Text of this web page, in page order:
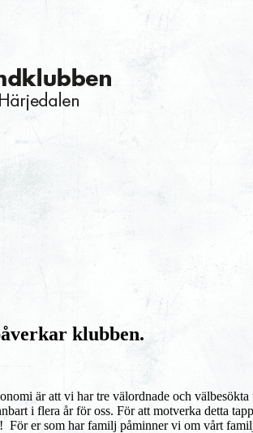
klubben.
är att vi har tre välordnade och
i flera år för oss. För att motverka detta
er som har familj påminner vi om vårt